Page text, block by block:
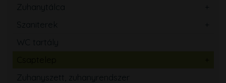
Zuhanytálca
Szaniterek
WC tartály
Zuhanyszett, zuhanyrendszer